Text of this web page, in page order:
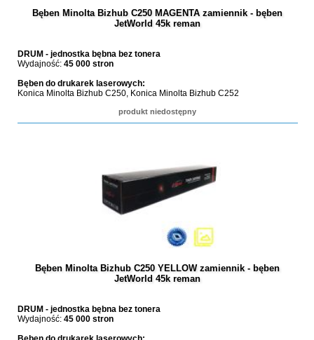
Bęben Minolta Bizhub C250 MAGENTA zamiennik - bęben
JetWorld 45k reman
DRUM - jednostka bębna bez tonera
Wydajność: 45 000 stron
Bęben do drukarek laserowych:
Konica Minolta Bizhub C250, Konica Minolta Bizhub C252
produkt niedostępny
Bęben Minolta Bizhub C250 YELLOW zamiennik - bęben
JetWorld 45k reman
DRUM - jednostka bębna bez tonera
Wydajność: 45 000 stron